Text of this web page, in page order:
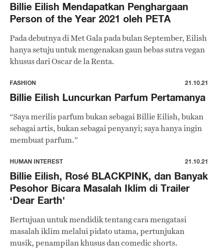
Billie Eilish Mendapatkan Penghargaan
Person of the Year 2021 oleh PETA
Pada debutnya di Met Gala pada bulan September, Eilish
hanya setuju untuk mengenakan gaun bebas sutra vegan
khusus dari Oscar de la Renta.
FASHION 21.10.21
Billie Eilish Luncurkan Parfum Pertamanya
“Saya merilis parfum bukan sebagai Billie Eilish, bukan
sebagai artis, bukan sebagai penyanyi; saya hanya ingin
membuat parfum.”
HUMAN INTEREST 21.10.21
Billie Eilish, Rosé BLACKPINK, dan Banyak
Pesohor Bicara Masalah Iklim di Trailer
‘Dear Earth’
Bertujuan untuk mendidik tentang cara mengatasi
masalah iklim melalui pidato utama, pertunjukan
musik, penampilan khusus dan comedic shorts.